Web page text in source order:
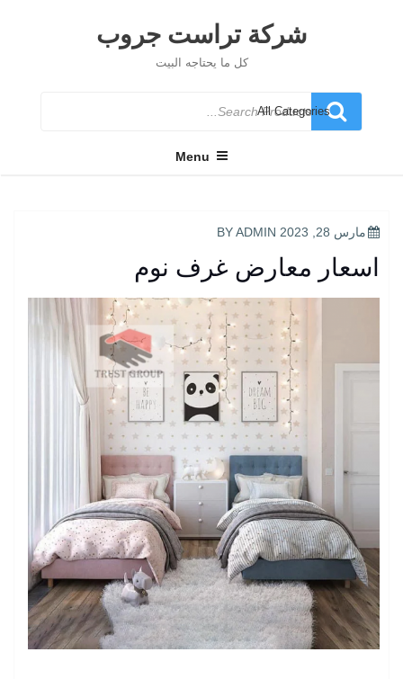
شركة تراست جروب
كل ما يحتاجه البيت
Search
for
Menu
POSTED
مارس 28, 2023 ADMIN
اسعار معارض غرف نوم